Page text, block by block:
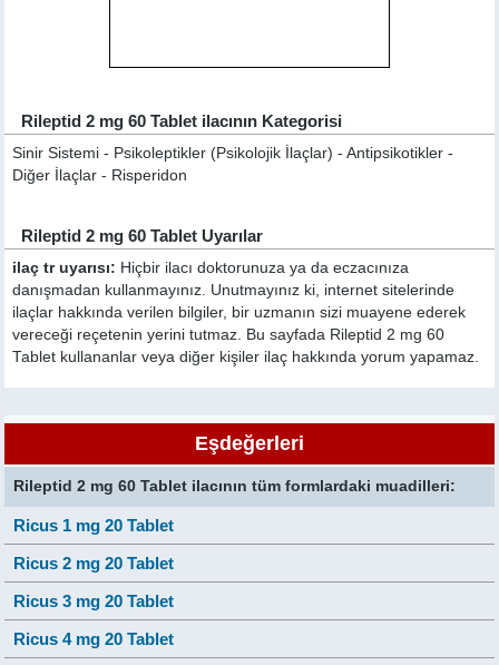
Rileptid 2 mg 60 Tablet ilacının Kategorisi
Sinir Sistemi - Psikoleptikler (Psikolojik İlaçlar) - Antipsikotikler -
Diğer İlaçlar - Risperidon
Rileptid 2 mg 60 Tablet Uyarılar
ilaç tr uyarısı: Hiçbir ilacı doktorunuza ya da eczacınıza
danışmadan kullanmayınız. Unutmayınız ki, internet sitelerinde
ilaçlar hakkında verilen bilgiler, bir uzmanın sizi muayene ederek
vereceği reçetenin yerini tutmaz. Bu sayfada Rileptid 2 mg 60
Tablet kullananlar veya diğer kişiler ilaç hakkında yorum yapamaz.
Eşdeğerleri
Rileptid 2 mg 60 Tablet ilacının tüm formlardaki muadilleri:
Ricus 1 mg 20 Tablet
Ricus 2 mg 20 Tablet
Ricus 3 mg 20 Tablet
Ricus 4 mg 20 Tablet